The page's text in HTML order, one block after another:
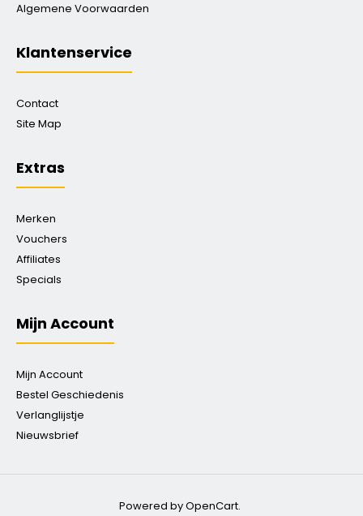
Algemene Voorwaarden
Klantenservice
Contact
Site Map
Extras
Merken
Vouchers
Affiliates
Specials
Mijn Account
Mijn Account
Bestel Geschiedenis
Verlanglijstje
Nieuwsbrief
Powered by OpenCart.